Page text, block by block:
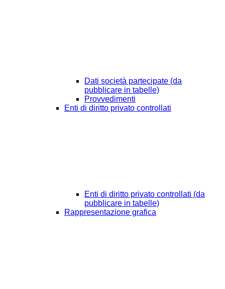
Dati società partecipate (da
pubblicare in tabelle)
Provvedimenti
Enti di diritto privato controllati
Enti di diritto privato controllati (da
pubblicare in tabelle)
Rappresentazione grafica